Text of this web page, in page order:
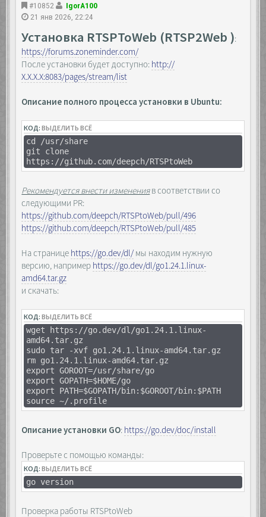
#10852
IgorA100
21 янв 2026, 22:24
Установка RTSPToWeb (RTSP2Web ):
https://forums.zoneminder.com/
После установки будет доступно: http://
Х.Х.Х.Х:8083/pages/stream/list
Описание полного процесса установки в Ubuntu:
КОД:ВЫДЕЛИТЬ ВСЁ
cd /usr/share
git clone
https://github.com/deepch/RTSPtoWeb
Рекомендуется внести измененияв соответствии со
следующими PR:
https://github.com/deepch/RTSPtoWeb/pull/496
https://github.com/deepch/RTSPtoWeb/pull/485
На странице https://go.dev/dl/мы находим нужную
версию, например https://go.dev/dl/go1.24.1.linux-
amd64.tar.gz
и скачать:
КОД:ВЫДЕЛИТЬ ВСЁ
wget https://go.dev/dl/go1.24.1.linux-
amd64.tar.gz
sudo tar -xvf go1.24.1.linux-amd64.tar.gz
rm go1.24.1.linux-amd64.tar.gz
export GOROOT=/usr/share/go
export GOPATH=$HOME/go
export PATH=$GOPATH/bin:$GOROOT/bin:$PATH
source ~/.profile
Описание установки GO: https://go.dev/doc/install
Проверьте с помощью команды:
КОД:ВЫДЕЛИТЬ ВСЁ
go version
Проверка работы RTSPtoWeb